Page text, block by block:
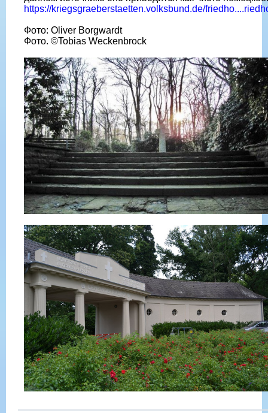
https://kriegsgraeberstaetten.volksbund.de/
Фото: Oliver Borgwardt
Фото. ©Tobias Weckenbrock